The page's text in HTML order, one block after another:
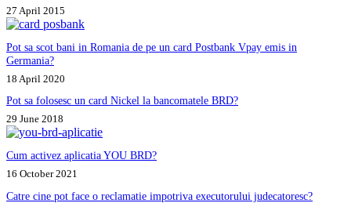
27 April 2015
Pot sa scot bani in Romania de pe un card Postbank Vpay emis in
Germania?
18 April 2020
Pot sa folosesc un card Nickel la bancomatele BRD?
29 June 2018
Cum activez aplicatia YOU BRD?
16 October 2021
Catre cine pot face o reclamatie impotriva executorului judecatoresc?